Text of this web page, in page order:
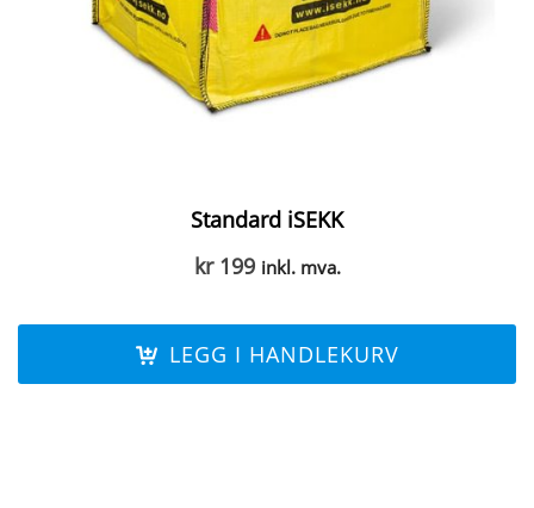
Standard iSEKK
kr199 inkl. mva.
LEGG I HANDLEKURV